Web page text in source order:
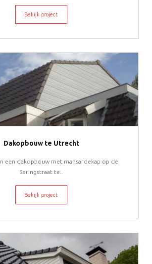
Bekijk project
Dakopbouw te Utrecht
een dakopbouw met mansardekap op de
Seringstraat te..
Bekijk project